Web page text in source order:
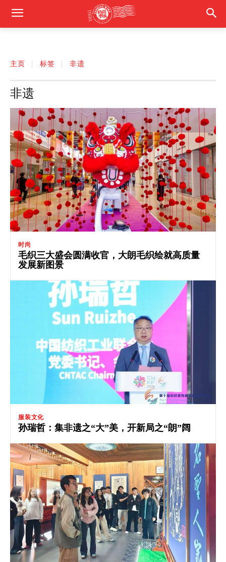
主页 标签 非遗
非遗
时尚
毛织三大盛会圆满收官，大朗毛织绘就高质量
发展新图景
服装文化
孙瑞哲：集非遗之“大”美，开新局之“朗”阔